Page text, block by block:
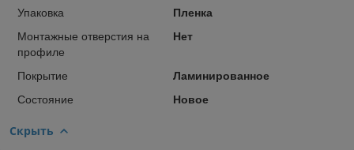
Упаковка
Пленка
Монтажные отверстия на
профиле
Нет
Покрытие
Ламинированное
Состояние
Новое
Скрыть